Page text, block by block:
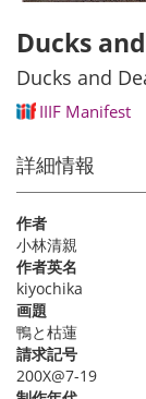
Ducks
Ducks and
IIIF Manifest
詳細情報
作者
小林清親
作者英名
kiyochika
画題
鴨と枯蓮
請求記号
200X@7-19